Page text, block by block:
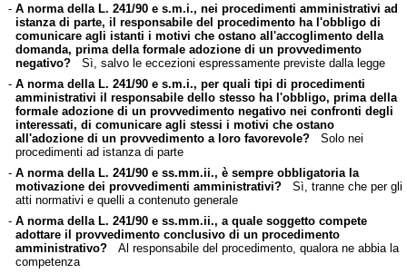
- A norma della L. 241/90 e s.m.i., nei procedimenti amministrativi ad
istanza di parte, il responsabile del procedimento ha l'obbligo di
comunicare agli istanti i motivi che ostano all'accoglimento della
domanda, prima della formale adozione di un provvedimento
negativo?Sì, salvo le eccezioni espressamente previste dalla legge
- A norma della L. 241/90 e s.m.i., per quali tipi di procedimenti
amministrativi il responsabile dello stesso ha l'obbligo, prima della
formale adozione di un provvedimento negativo nei confronti degli
interessati, di comunicare agli stessi i motivi che ostano
all'adozione di un provvedimento a loro favorevole?Solo nei
procedimenti ad istanza di parte
- A norma della L. 241/90 e ss.mm.ii., è sempre obbligatoria la
motivazione dei provvedimenti amministrativi?Sì, tranne che per gli
atti normativi e quelli a contenuto generale
- A norma della L. 241/90 e ss.mm.ii., a quale soggetto compete
adottare il provvedimento conclusivo di un procedimento
amministrativo?Al responsabile del procedimento, qualora ne abbia la
competenza